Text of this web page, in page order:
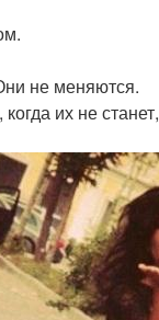
не меняются.
их не